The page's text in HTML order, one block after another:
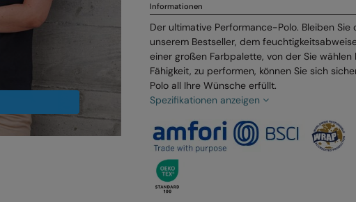
Informationen
Der ultimative Performance-Polo. Bleiben Sie
unserem Bestseller, dem
einer großen Farbpalette, von der Sie wählen
Fähigkeit, zu performen, können Sie sich
Polo all Ihre Wünsche erfüllt.
Spezifikationen anzeigen